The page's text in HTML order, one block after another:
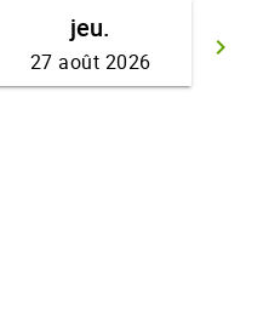
keyboard_arrow_right
jeu.
27 août 2026